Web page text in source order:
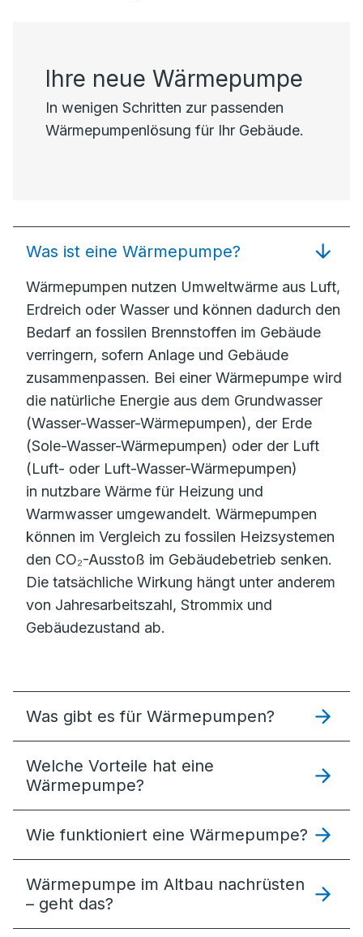
Ihre neue Wärmepumpe
In wenigen Schritten zur passenden
Wärmepumpenlösung für Ihr Gebäude.
Was ist eine Wärmepumpe?
Wärmepumpen nutzen Umweltwärme aus Luft,
Erdreich oder Wasser und können dadurch den
Bedarf an fossilen Brennstoffen im Gebäude
verringern, sofern Anlage und Gebäude
zusammenpassen. Bei einer Wärmepumpe wird
die natürliche Energie aus dem Grundwasser
(Wasser-Wasser-Wärmepumpen), der Erde
(Sole-Wasser-Wärmepumpen) oder der Luft
(Luft- oder Luft-Wasser-Wärmepumpen)
in nutzbare Wärme für Heizung und
Warmwasser umgewandelt. Wärmepumpen
können im Vergleich zu fossilen Heizsystemen
den CO₂-Ausstoß im Gebäudebetrieb senken.
Die tatsächliche Wirkung hängt unter anderem
von Jahresarbeitszahl, Strommix und
Gebäudezustand ab.
Was gibt es für Wärmepumpen?
Welche Vorteile hat eine
Wärmepumpe?
Wie funktioniert eine Wärmepumpe?
Wärmepumpe im Altbau nachrüsten
– geht das?